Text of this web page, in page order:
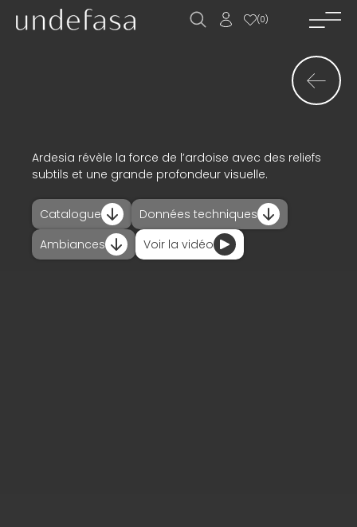
(0)
produits_
projets_
téléchargements_
actualités_
Ardesia révèle la force de l’ardoise avec des reliefs
subtils et une grande profondeur visuelle.
Catalogue
Données techniques
Ambiances
Voir la vidéo